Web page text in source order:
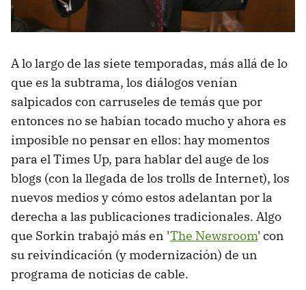
A lo largo de las siete temporadas, más allá de lo
que es la subtrama, los diálogos venían
salpicados con carruseles de temás que por
entonces no se habían tocado mucho y ahora es
imposible no pensar en ellos: hay momentos
para el Times Up, para hablar del auge de los
blogs (con la llegada de los trolls de Internet), los
nuevos medios y cómo estos adelantan por la
derecha a las publicaciones tradicionales. Algo
que Sorkin trabajó más en 'The Newsroom' con
su reivindicación (y modernización) de un
programa de noticias de cable.